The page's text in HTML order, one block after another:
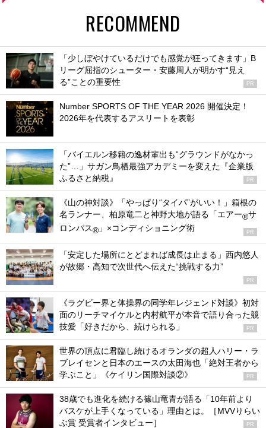
RECOMMEND
「少しぼやけているだけでも感覚が狂ってきます」B
リーグ屈指のシューター・安藤周人が明かす“見え
る”ことの重要性
PR
Number SPORTS OF THE YEAR 2026 開催決定！
2026年を代表するアスリートを表彰
「バイエルン移籍の逸材輩出も“グラウンドがなかっ
た”…」サガン鳥栖最強アカデミーを変えた『企業版
ふるさと納税』
PR
《山の神対談》「やっぱり“タイパ”がいい！」箱根の
名ランナー、柏原竜二と神野大地が語る「エアー®サ
ロンパス® 」×コンディショニング術 PR
「安定した場所にとどまれば成長は止まる」西内悠人
が故郷・高知で次世代へ伝えた“挑戦する力”
PR
《ラグビー界と体操界の同学年レジェンド対談》初対
面のリーチマイケルと内村航平が本音で語り合った競
技愛「好きだから、続けられる」
PR
世界の頂点に君臨し続けるオランダの超人ハリー・ラ
ブレイセンと日本のエースの太田海也「絶対王者から
学ぶこと」《ケイリン国際対談②》
PR
38歳でも進化を続ける篠山竜青が語る「10年前より
バスケが上手くなっている」理由とは。［MVVりらい
ぶ賞 受賞者インタビュー］
PR